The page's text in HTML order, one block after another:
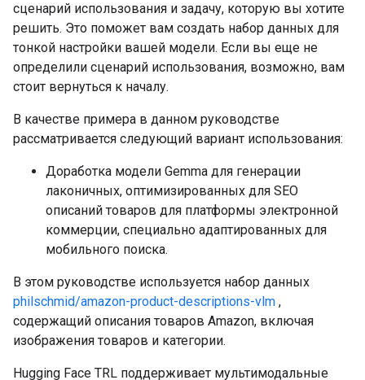
сценарий использования и задачу, которую вы хотите
решить. Это поможет вам создать набор данных для
тонкой настройки вашей модели. Если вы еще не
определили сценарий использования, возможно, вам
стоит вернуться к началу.
В качестве примера в данном руководстве
рассматривается следующий вариант использования:
Доработка модели Gemma для генерации
лаконичных, оптимизированных для SEO
описаний товаров для платформы электронной
коммерции, специально адаптированных для
мобильного поиска.
В этом руководстве используется набор данных
philschmid/amazon-product-descriptions-vlm ,
содержащий описания товаров Amazon, включая
изображения товаров и категории.
Hugging Face TRL поддерживает мультимодальные